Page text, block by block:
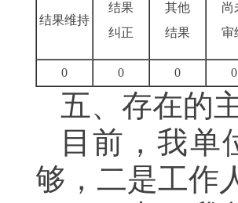
结果维持
结果
纠正
其他
结果
尚
审
0
0 0 0
五、存在的
目前，我单
够，二是工作